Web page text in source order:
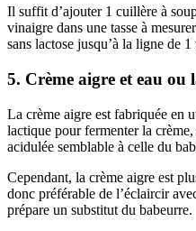
Il suffit d’ajouter 1 cuillère à
vinaigre dans une tasse à
sans lactose jusqu’à la ligne de
5. Crème aigre et eau ou
La crème aigre est fabriquée en
lactique pour fermenter la
acidulée semblable à celle du
Cependant, la crème aigre est
donc préférable de l’éclaircir
prépare un substitut du babeurre.